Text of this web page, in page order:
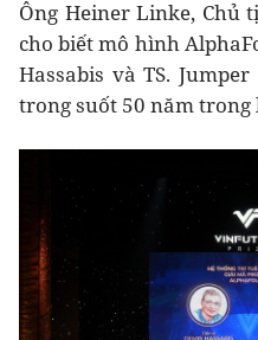
Ông Heiner Linke, Chủ
cho biết mô hình
Hassabis và TS.
trong suốt 50 năm trong